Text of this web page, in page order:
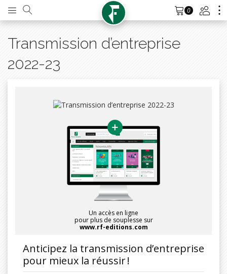
0
Transmission d’entreprise
2022-23
Un accès en ligne
pour plus de souplesse sur
www.rf-editions.com
Anticipez la transmission d’entreprise
pour mieux la réussir !